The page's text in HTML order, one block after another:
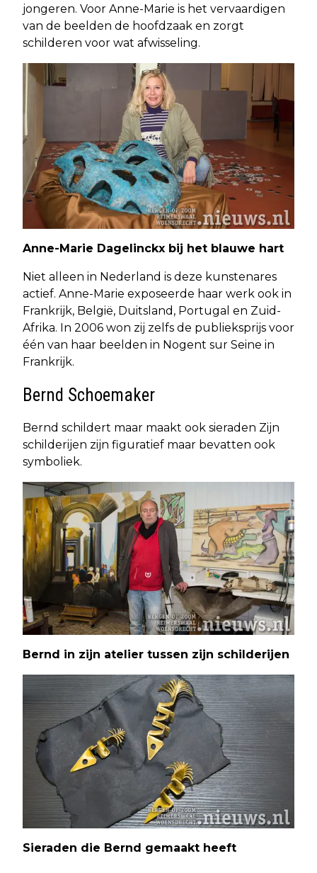
jongeren. Voor Anne-Marie is het vervaardigen
van de beelden de hoofdzaak en zorgt
schilderen voor wat afwisseling.
Anne-Marie Dagelinckx bij het blauwe hart
Niet alleen in Nederland is deze kunstenares
actief. Anne-Marie exposeerde haar werk ook in
Frankrijk, België, Duitsland, Portugal en Zuid-
Afrika. In 2006 won zij zelfs de publieksprijs voor
één van haar beelden in Nogent sur Seine in
Frankrijk.
Bernd Schoemaker
Bernd schildert maar maakt ook sieraden Zijn
schilderijen zijn figuratief maar bevatten ook
symboliek.
Bernd in zijn atelier tussen zijn schilderijen
Sieraden die Bernd gemaakt heeft